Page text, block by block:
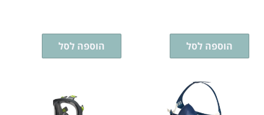
הוספה לסל הוספה לסל